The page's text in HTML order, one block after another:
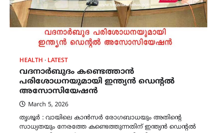
HEALTH LATEST
വദനാർബുദം കണ്ടെത്താൻ
പരിശോധനയുമായി ഇന്ത്യൻ ഡെന്റൽ
അസോസിയേഷൻ
March 5, 2026
തൃശൂർ : വായിലെ കാൻസർ രോഗബാധയും അതിന്റെ
സാധ്യതയും നേരത്തേ കണ്ടെത്തുന്നതിന് ഇന്ത്യൻ ഡെൻ്റൽ